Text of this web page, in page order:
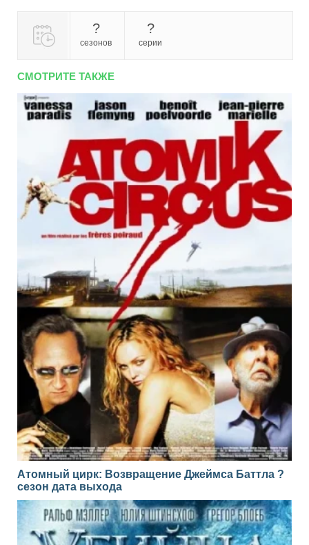
?
сезонов
?
серии
СМОТРИТЕ ТАКЖЕ
Атомный цирк: Возвращение Джеймса Баттла ?
сезон дата выхода